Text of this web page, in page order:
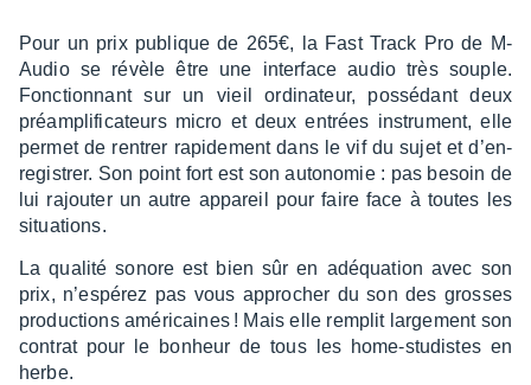
Pour un prix publique de 265€, la Fast Track Pro de M-
Audio se révèle être une inter­face audio très souple.
Fonc­tion­nant sur un vieil ordi­na­teur, possé­dant deux
préam­pli­fi­ca­teurs micro et deux entrées instru­ment, elle
permet de rentrer rapi­de­ment dans le vif du sujet et d’en­
re­gis­trer. Son point fort est son auto­no­mie : pas besoin de
lui rajou­ter un autre appa­reil pour faire face à toutes les
situa­tions.
La qualité sonore est bien sûr en adéqua­tion avec son
prix, n’es­pé­rez pas vous appro­cher du son des grosses
produc­tions améri­caines ! Mais elle remplit large­ment son
contrat pour le bonheur de tous les home-studistes en
herbe.